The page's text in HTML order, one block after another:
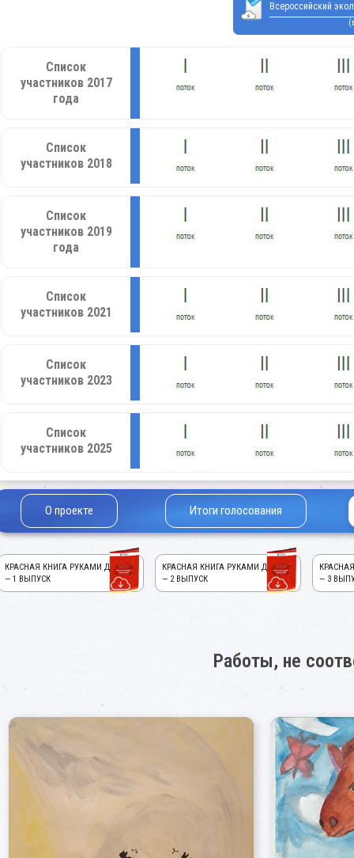
Всероссийский
Список
участников 2017
года
Список
участников 2018
Список
участников 2019
года
Список
участников 2021
Список
участников 2023
Список
участников 2025
О проекте Итоги голосования
КРАСНАЯ КНИГА РУКАМИ ДЕТЕЙ!
— 1 ВЫПУСК
КРАСНАЯ КНИГА РУКАМИ ДЕТЕЙ!
— 2 ВЫПУСК
— 3
Работы, не